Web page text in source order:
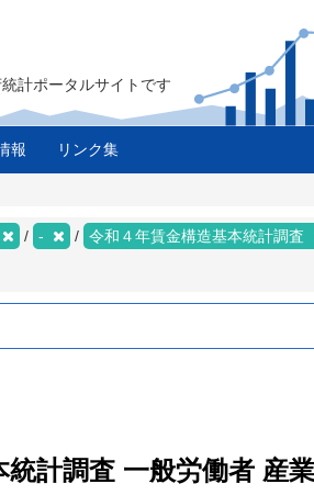
計ポータルサイトです
報 リンク集
- 令和４年賃金構造基本統計調査
計調査 一般労働者 産